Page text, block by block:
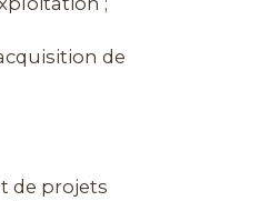
de
de projets